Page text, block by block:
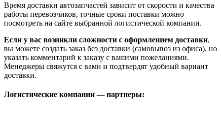
Время доставки автозапчастей зависит от скорости и качества
работы перевозчиков, точные сроки поставки можно
посмотреть на сайте выбранной логистической компании.
Если у вас возникли сложности с оформлением доставки,
вы можете создать заказ без доставки (самовывоз из офиса), но
указать комментарий к заказу с вашими пожеланиями.
Менеджеры свяжутся с вами и подтвердят удобный вариант
доставки.
Логистические компании — партнеры: